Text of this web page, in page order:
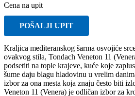
Cena na upit
POŠALJI UPIT
Kraljica mediteranskog šarma osvojiće
ovakvog stila, Tondach Veneton 11
podsetiti na tople krajeve, kuće koje
šume daju blagu hladovinu u vrelim
izbor za ona mesta koja znaju često biti
Veneton 11 (Venera) je odličan izbor za